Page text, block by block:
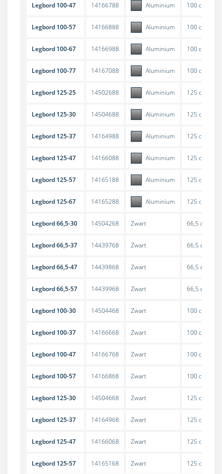
Legbord 100-47 14166788 Aluminium 100 cm
Legbord 100-57 14166888 Aluminium 100 cm
Legbord 100-67 14166988 Aluminium 100 cm
Legbord 100-77 14167088 Aluminium 100 cm
Legbord 125-25 14502688 Aluminium 125 cm
Legbord 125-30 14504688 Aluminium 125 cm
Legbord 125-37 14164988 Aluminium 125 cm
Legbord 125-47 14166088 Aluminium 125 cm
Legbord 125-57 14165188 Aluminium 125 cm
Legbord 125-67 14165288 Aluminium 125 cm
Legbord 66,5-30 14504268 Zwart 66,5 cm
Legbord 66,5-37 14439768 Zwart 66,5 cm
Legbord 66,5-47 14439868 Zwart 66,5 cm
Legbord 66,5-57 14439968 Zwart 66,5 cm
Legbord 100-30 14504468 Zwart 100 cm
Legbord 100-37 14166668 Zwart 100 cm
Legbord 100-47 14166768 Zwart 100 cm
Legbord 100-57 14166868 Zwart 100 cm
Legbord 125-30 14504668 Zwart 125 cm
Legbord 125-37 14164968 Zwart 125 cm
Legbord 125-47 14166068 Zwart 125 cm
Legbord 125-57 14165168 Zwart 125 cm